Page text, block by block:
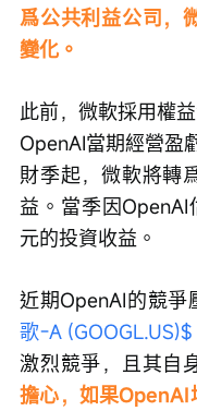
爲公共利益公司，
變化。
此前，微軟採用權
OpenAI當期經營盈
財季起，微軟將轉
益。當季因
元的投資收益。
近期OpenAI的競
歌-A (GOOGL.US)$
激烈競爭，且其自
擔心，如果OpenAI